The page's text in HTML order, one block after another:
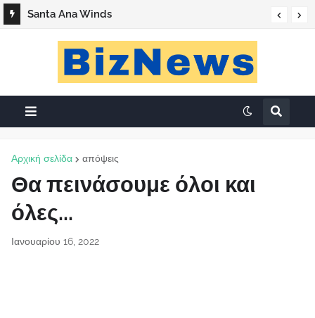
Santa Ana Winds
Αρχική σελίδα απόψεις
Θα πεινάσουμε όλοι και
όλες...
Ιανουαρίου 16, 2022